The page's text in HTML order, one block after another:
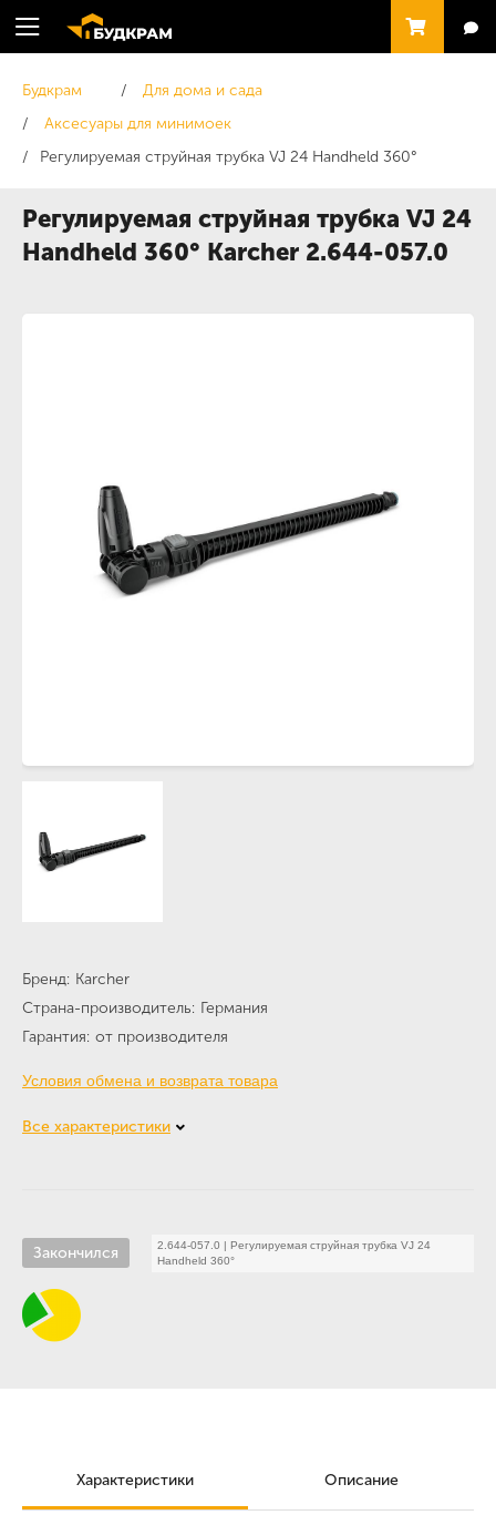
Будкрам
Для дома и сада
Аксесуары для минимоек
Регулируемая струйная трубка VJ 24 Handheld 360°
Регулируемая струйная трубка VJ 24
Handheld 360° Karcher 2.644-057.0
Бренд Karcher
Страна-производитель Германия
Гарантия от производителя
Условия обмена и возврата товара
Все характеристики
Закончился 2.644-057.0 | Регулируемая струйная трубка VJ 24
Handheld 360°
Характеристики Описание